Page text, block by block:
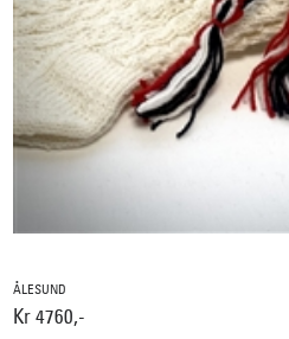
ÅLESUND
Kr 4760,-